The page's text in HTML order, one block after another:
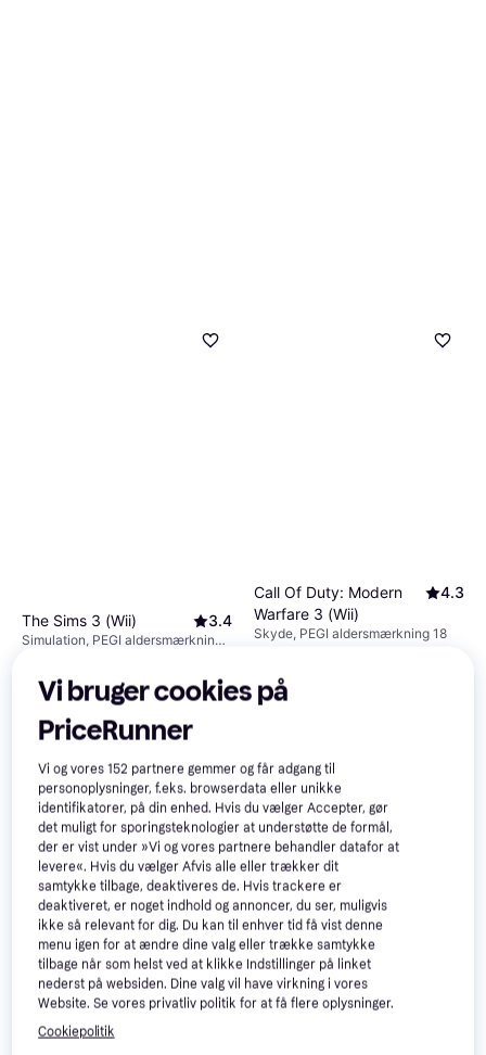
The Sims 3 (Wii) 3.4
Simulation, PEGI aldersmærkning
Eller 3 betalinger af 151 kr.
5 butikker
Call Of Duty: Modern
Warfare 3 (Wii)
4.3
Skyde, PEGI aldersmærkning 18
Eller 3 betalinger af 29 kr.
5 butikker
One Piece: Unlimited
Vi bruger cookies på
PriceRunner
Vi og vores152 partnere gemmer og får adgang til
personoplysninger, f.eks. browserdata eller unikke
identifikatorer, på din enhed. Hvis du vælger Accepter, gør
det muligt for sporingsteknologier at understøtte de formål,
der er vist under »Vi og vores partnere behandler datafor at
levere«. Hvis du vælger Afvis alle eller trækker dit
samtykke tilbage, deaktiveres de. Hvis trackere er
deaktiveret, er noget indhold og annoncer, du ser, muligvis
ikke så relevant for dig. Du kan til enhver tid få vist denne
menu igen for at ændre dine valg eller trække samtykke
tilbage når som helst ved at klikke Indstillinger på linket
nederst på websiden. Dine valg vil have virkning i vores
Website. Se vores privatliv politik for at få flere oplysninger.
Cookiepolitik